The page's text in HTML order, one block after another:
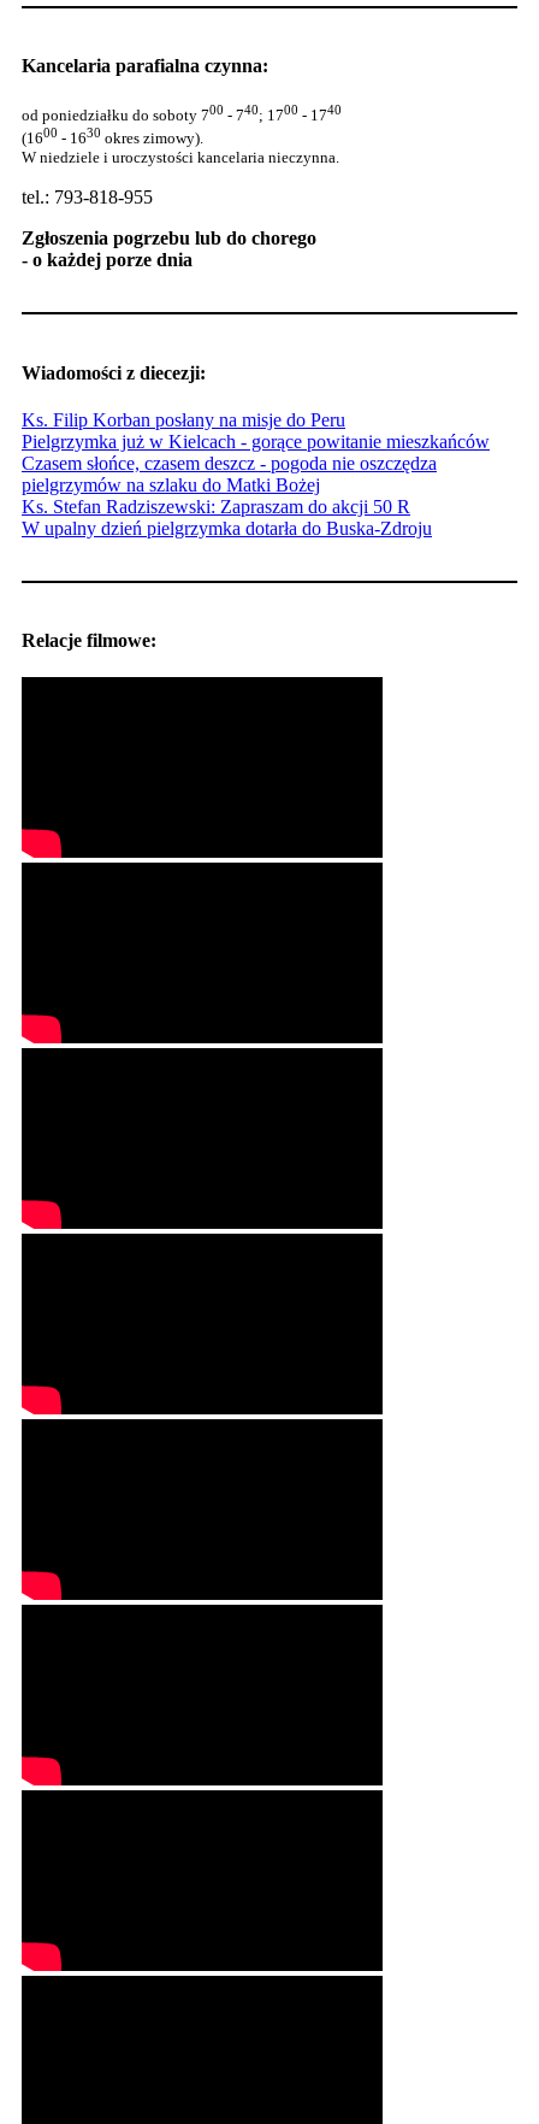
Kancelaria parafialna czynna:
od poniedziałku do soboty 700 - 740; 1700 - 1740
(1600 - 1630 okres zimowy).
W niedziele i uroczystości kancelaria nieczynna.
tel.: 793-818-955
Zgłoszenia pogrzebu lub do chorego
- o każdej porze dnia
Wiadomości z diecezji:
Ks. Filip Korban posłany na misje do Peru
Pielgrzymka już w Kielcach - gorące powitanie mieszkańców
Czasem słońce, czasem deszcz - pogoda nie oszczędza
pielgrzymów na szlaku do Matki Bożej
Ks. Stefan Radziszewski: Zapraszam do akcji 50 R
W upalny dzień pielgrzymka dotarła do Buska-Zdroju
Relacje filmowe: